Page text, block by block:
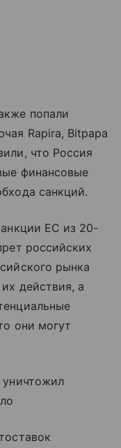
попали
Rapira, Bitpapa
что Россия
финансовые
санкций.
ЕС из 20-
российских
рынка
действия, а
они могут
уничтожил